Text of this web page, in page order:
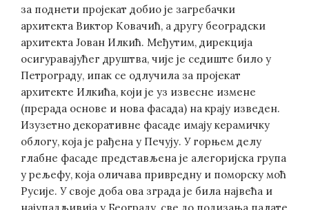
за поднети пројекат добио је загребачки
архитекта Виктор Ковачић, а другу београдски
архитекта Јован Илкић. Међутим, дирекција
осигуравајућег друштва, чије је седиште било у
Петрограду, ипак се одлучила за пројекат
архитекте Илкића, који је уз извесне измене
(прерада основе и нова фасада) на крају изведен.
Изузетно декоративне фасаде имају керамичку
облогу, која је рађена у Печују. У горњем делу
глабне фасаде представљена је алегоријска група
у рељефу, која оличава привредну и поморску моћ
Русије. У своје доба ова зграда је била највећа и
најупадљивија у Београду, све до подизања палате